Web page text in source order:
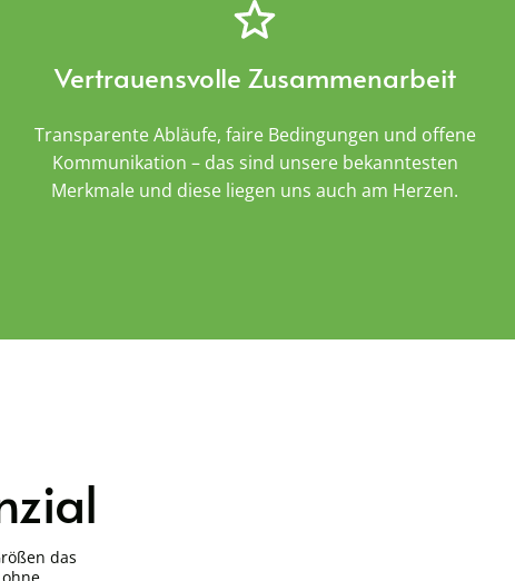
Vertrauensvolle Zusammenarbeit
Transparente Abläufe, faire Bedingungen und offene
Kommunikation – das sind unsere bekanntesten
Merkmale und diese liegen uns auch am Herzen.
das